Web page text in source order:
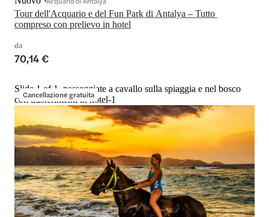
Tour dell'Acquario e del Fun Park di Antalya – Tutto
compreso con prelievo in hotel
da
70,14 €
Cancellazione gratuita
Slide 1 of 1, passeggiate a cavallo sulla spiaggia e nel bosco
con trasferimenti in hotel-1